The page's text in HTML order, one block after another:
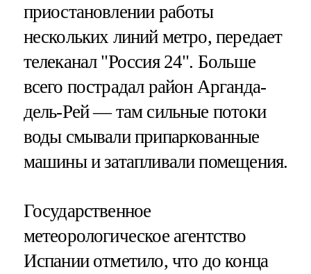
приостановлении работы
нескольких линий метро, передает
телеканал "Россия 24". Больше
всего пострадал район Арганда-
дель-Рей — там сильные потоки
воды смывали припаркованные
машины и затапливали помещения.
Государственное
метеорологическое агентство
Испании отметило, что до конца